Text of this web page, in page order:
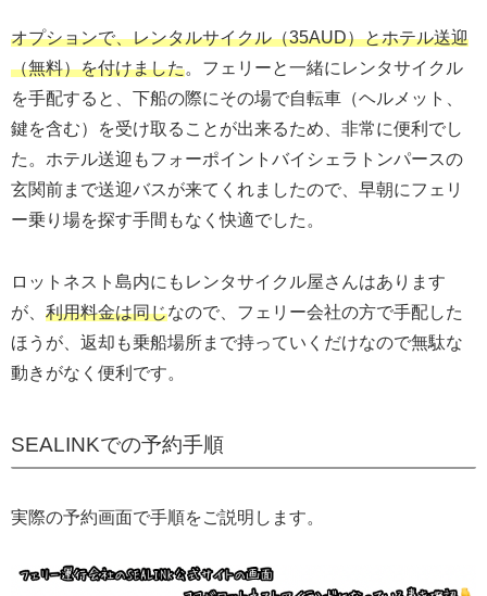
オプションで、レンタルサイクル（35AUD）とホテル送迎
（無料）を付けました。フェリーと一緒にレンタサイクル
を手配すると、下船の際にその場で自転車（ヘルメット、
鍵を含む）を受け取ることが出来るため、非常に便利でし
た。ホテル送迎もフォーポイントバイシェラトンパースの
玄関前まで送迎バスが来てくれましたので、早朝にフェリ
ー乗り場を探す手間もなく快適でした。
ロットネスト島内にもレンタサイクル屋さんはあります
が、 利用料金は同じなので、フェリー会社の方で手配した
ほうが、返却も乗船場所まで持っていくだけなので無駄な
動きがなく便利です。
SEALINKでの予約手順
実際の予約画面で手順をご説明します。